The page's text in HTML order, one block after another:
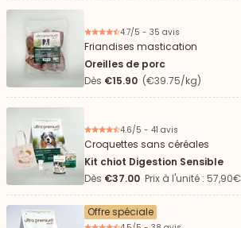
4.7/5 - 35 avis
Friandises mastication
Oreilles de porc
Dès €15.90 (€39.75/kg)
4.6/5 - 41 avis
Croquettes sans céréales
Kit chiot Digestion Sensible
Dès €37.00 Prix à l'unité : 57,90€
Offre spéciale